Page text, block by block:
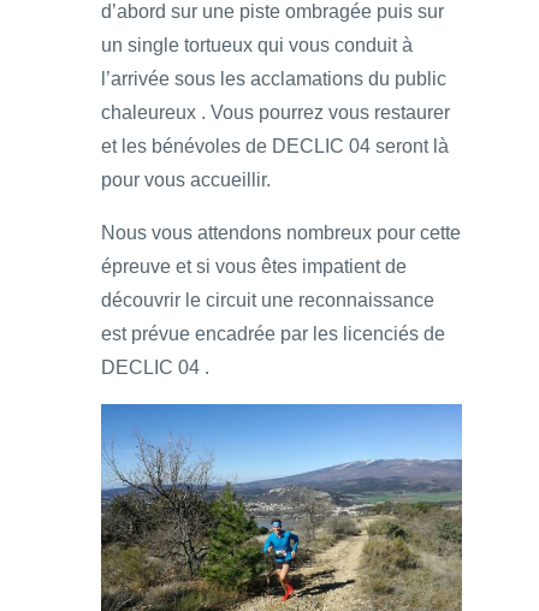
d’abord sur une piste ombragée puis sur
un single tortueux qui vous conduit à
l’arrivée sous les acclamations du public
chaleureux . Vous pourrez vous restaurer
et les bénévoles de DECLIC 04 seront là
pour vous accueillir.
Nous vous attendons nombreux pour cette
épreuve et si vous êtes impatient de
découvrir le circuit une reconnaissance
est prévue encadrée par les licenciés de
DECLIC 04 .